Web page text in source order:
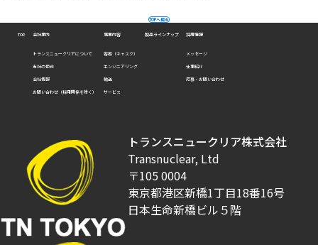
TOPへ戻る
TOP 会社案内
トランスニュークリアについて
当社の使命
会社情報
お問い合わせ（採用関係を除く）
事業内容
容器（キャスク）
エンジニアリング
輸送
サービス
製品ラインナップ 採用情報
メッセージ
仕事紹介
応募・お問い合わせ
トランスニュークリア株式会社
Transnuclear, Ltd
〒105 0004
東京都港区新橋1丁目18番16号
日本生命新橋ビル５階